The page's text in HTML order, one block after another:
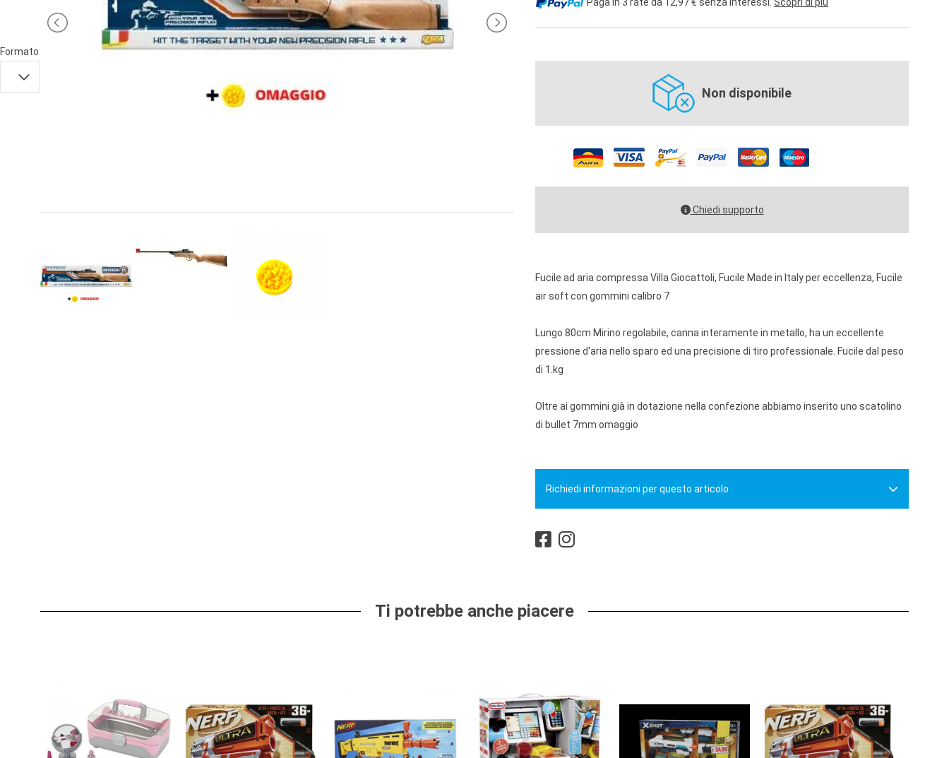
BORSETTE
Formato
Non disponibile
Chiedi supporto
Fucile ad aria compressa Villa Giocattoli, Fucile Made in Italy per eccellenza, Fucile
air soft con gommini calibro 7
Lungo 80cm Mirino regolabile, canna interamente in metallo, ha un eccellente
pressione d'aria nello sparo ed una precisione di tiro professionale. Fucile dal peso
di 1.kg
Oltre ai gommini già in dotazione nella confezione abbiamo inserito uno scatolino
di bullet 7mm omaggio
Richiedi informazioni per questo articolo
Ti potrebbe anche piacere